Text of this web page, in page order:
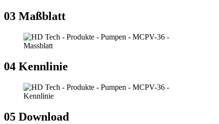
03 Maßblatt
04 Kennlinie
05 Download